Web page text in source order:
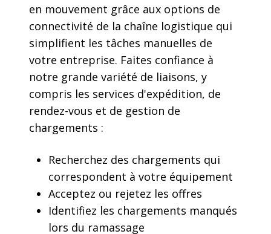
en mouvement grâce aux options de
connectivité de la chaîne logistique qui
simplifient les tâches manuelles de
votre entreprise. Faites confiance à
notre grande variété de liaisons, y
compris les services d'expédition, de
rendez-vous et de gestion de
chargements :
Recherchez des chargements qui
correspondent à votre équipement
Acceptez ou rejetez les offres
Identifiez les chargements manqués
lors du ramassage